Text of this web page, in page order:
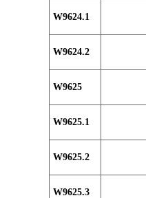
W9624.1
W9624.2
W9625
W9625.1
W9625.2
W9625.3